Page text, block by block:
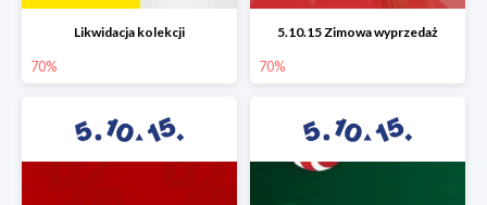
Likwidacja kolekcji
70%
5.10.15 Zimowa wyprzedaż
70%